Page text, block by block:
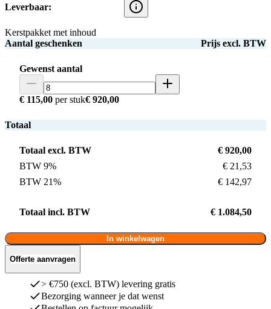
Leverbaar:
Kerstpakket met inhoud
Aantal geschenken
Prijs excl. BTW
Gewenst aantal
€ 115,00 per stuk€ 920,00
Totaal
Totaal excl. BTW
€ 920,00
BTW 9%
€ 21,53
BTW 21%
€ 142,97
Totaal incl. BTW € 1.084,50
In winkelwagen
Offerte aanvragen
> €750 (excl. BTW) levering gratis
Bezorging wanneer je dat wenst